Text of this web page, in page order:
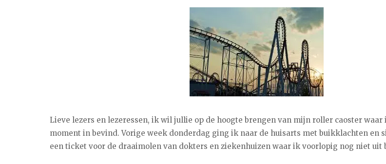
Lieve lezers en lezeressen, ik wil jullie op de hoogte brengen van mijn roller caoster waar
moment in bevind. Vorige week donderdag ging ik naar de huisarts met buikklachten en
een ticket voor de draaimolen van dokters en ziekenhuizen waar ik voorlopig nog niet uit